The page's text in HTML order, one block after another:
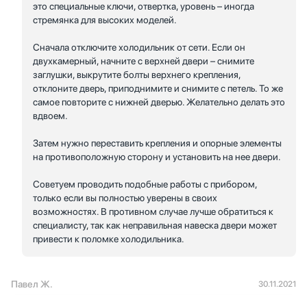
это специальные ключи, отвертка, уровень – иногда
стремянка для высоких моделей.
Сначала отключите холодильник от сети. Если он
двухкамерный, начните с верхней двери – снимите
заглушки, выкрутите болты верхнего крепления,
отклоните дверь, приподнимите и снимите с петель. То же
самое повторите с нижней дверью. Желательно делать это
вдвоем.
Затем нужно переставить крепления и опорные элементы
на противоположную сторону и установить на нее двери.
Советуем проводить подобные работы с прибором,
только если вы полностью уверены в своих
возможностях. В противном случае лучше обратиться к
специалисту, так как неправильная навеска двери может
привести к поломке холодильника.
Павел Ж. 30.11.2021